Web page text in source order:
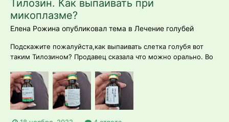
Тилозин. Как выпаивать при
микоплазме?
Елена Рожина опубликовал тема в Лечение голубей
Подскажите пожалуйста,как выпаивать слетка голубя вот
таким Тилозином? Продавец сказала что можно орально. Во
Подозрение на микоплазмоз